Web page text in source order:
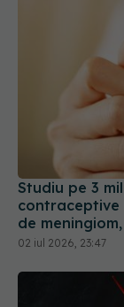
Studiu pe 3
contraceptive
de
cerebrală
02 iul 2026, 23:47